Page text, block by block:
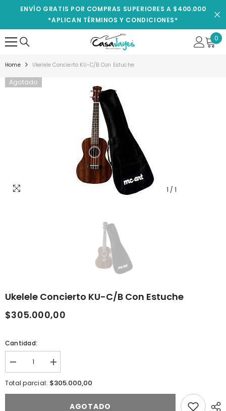
IR AL CONTENIDO
ENVÍO GRATIS POR COMPRAS SUPERIORES A $400.000
*APLICAN TÉRMINOS Y CONDICIONES*
0
0
Home Ukelele Concierto KU-C/B Con Estuche
Agotado
1 / 1
Ukelele Concierto KU-C/B Con Estuche
$305.000,00
Cantidad:
Reducir
la
cantidad
Ukelele
Aumentar
la
cantidad
Ukelele
Concierto
Total parcial: $305.000,00
AGOTADO